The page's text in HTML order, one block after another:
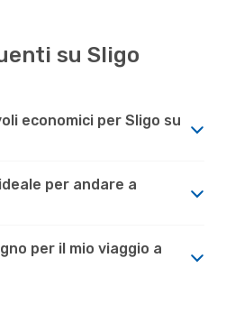
su Sligo
economici per Sligo su
per andare a
per il mio viaggio a